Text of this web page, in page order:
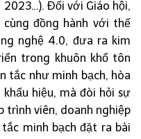
Đối với Giáo hội,
đồng hành với thế
nghệ 4.0, đưa ra kim
trong khuôn khổ tôn
tắc như minh bạch, hòa
hiệu, mà đòi hỏi sự
trình viên, doanh nghiệp
minh bạch đặt ra bài